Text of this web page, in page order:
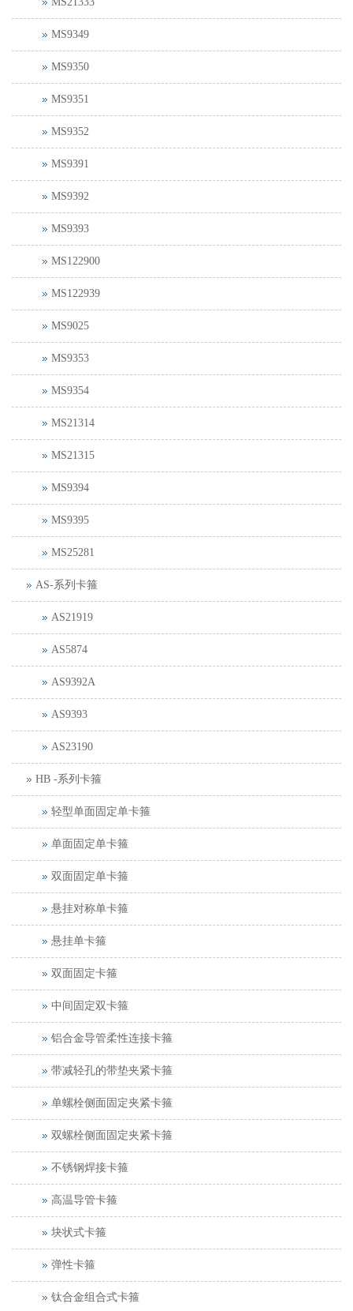
MS9349
MS9350
MS9351
MS9352
MS9391
MS9392
MS9393
MS122900
MS122939
MS9025
MS9353
MS9354
MS21314
MS21315
MS9394
MS9395
MS25281
AS-系列卡箍
AS21919
AS5874
AS9392A
AS9393
AS23190
HB -系列卡箍
轻型单面固定单卡箍
单面固定单卡箍
双面固定单卡箍
悬挂对称单卡箍
悬挂单卡箍
双面固定卡箍
中间固定双卡箍
铝合金导管柔性连接卡箍
带减轻孔的带垫夹紧卡箍
单螺栓侧面固定夹紧卡箍
双螺栓侧面固定夹紧卡箍
不锈钢焊接卡箍
高温导管卡箍
块状式卡箍
弹性卡箍
钛合金组合式卡箍